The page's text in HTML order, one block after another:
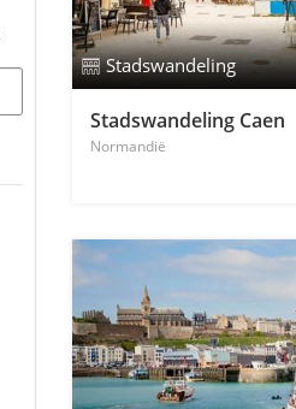
Stadswandeling
Stadswandeling Caen
Normandië